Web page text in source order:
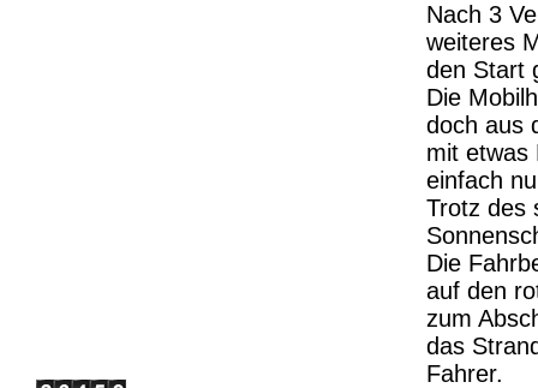
Nach 3
weiteres
den Start
Die
doch aus
mit etwas
einfach
Trotz des
Die
auf den
zum
das
Fahrer.